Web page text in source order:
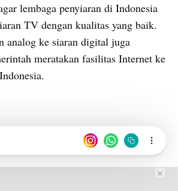
lembaga penyiaran di Indonesia
TV dengan kualitas yang baik.
analog ke siaran digital juga
meratakan fasilitas Internet ke
Produk